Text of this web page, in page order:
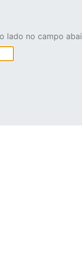
lado no campo